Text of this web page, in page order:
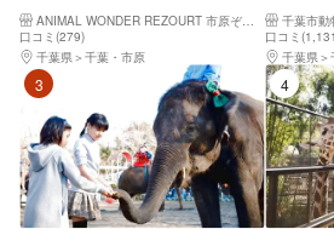
ANIMAL WONDER REZOURT 市原ぞうの国・サユリワールド
口コミ(279)
千葉県
千葉・市原
千葉市動
口コミ
千葉県